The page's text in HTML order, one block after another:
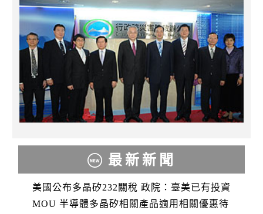
最新新聞
美國公布多晶矽232關稅 政院：臺美已有投資
MOU 半導體多晶矽相關產品適用相關優惠待